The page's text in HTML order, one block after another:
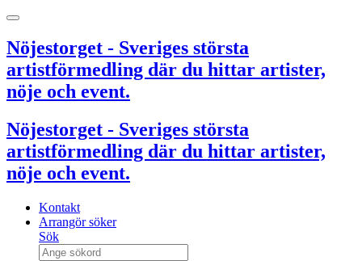
Nöjestorget - Sveriges största
artistförmedling där du hittar artister,
nöje och event.
Nöjestorget - Sveriges största
artistförmedling där du hittar artister,
nöje och event.
Kontakt
Arrangör söker
Sök